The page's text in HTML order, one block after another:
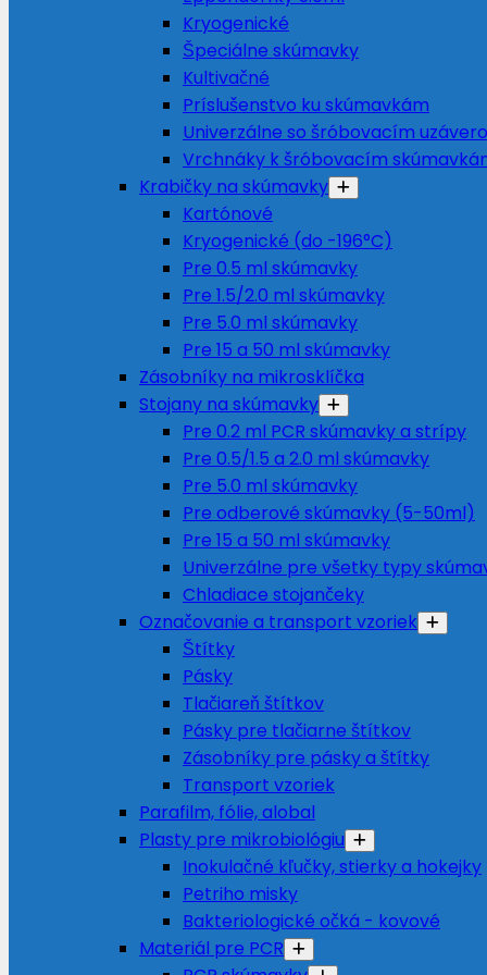
Kryogenické
Špeciálne skúmavky
Kultivačné
Príslušenstvo ku skúmavkám
Univerzálne so šróbovacím
Vrchnáky k šróbovacím
Krabičky na skúmavky
Kartónové
Kryogenické (do -196°C)
Pre 0.5 ml skúmavky
Pre 1.5/2.0 ml skúmavky
Pre 5.0 ml skúmavky
Pre 15 a 50 ml skúmavky
Zásobníky na mikrosklíčka
Stojany na skúmavky
Pre 0.2 ml PCR skúmavky a strípy
Pre 0.5/1.5 a 2.0 ml skúmavky
Pre 5.0 ml skúmavky
Pre odberové skúmavky (5-50ml)
Pre 15 a 50 ml skúmavky
Univerzálne pre všetky typy
Chladiace stojančeky
Označovanie a transport vzoriek
Štítky
Pásky
Tlačiareň štítkov
Pásky pre tlačiarne štítkov
Zásobníky pre pásky a štítky
Transport vzoriek
Parafilm, fólie, alobal
Plasty pre mikrobiológiu
Inokulačné kľučky, stierky a hokejky
Petriho misky
Bakteriologické očká - kovové
Materiál pre PCR